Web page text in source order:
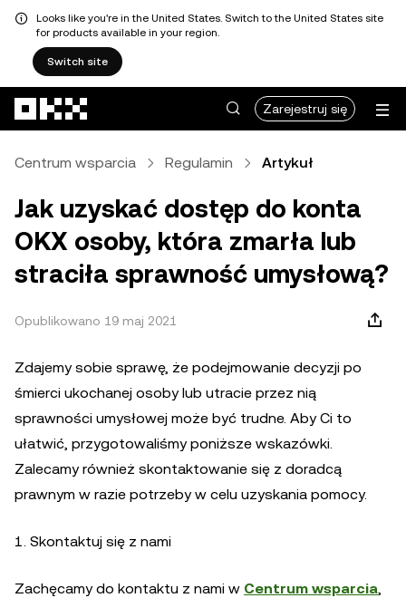
Looks like you're in the United States. Switch to the United States site
for products available in your region.
Switch site
Zarejestruj się
Centrum wsparcia Regulamin Artykuł
Jak uzyskać dostęp do konta
OKX osoby, która zmarła lub
straciła sprawność umysłową?
Opublikowano 19 maj 2021
Zdajemy sobie sprawę, że podejmowanie decyzji po
śmierci ukochanej osoby lub utracie przez nią
sprawności umysłowej może być trudne. Aby Ci to
ułatwić, przygotowaliśmy poniższe wskazówki.
Zalecamy również skontaktowanie się z doradcą
prawnym w razie potrzeby w celu uzyskania pomocy.
1. Skontaktuj się z nami
Zachęcamy do kontaktu z nami w Centrum wsparcia,